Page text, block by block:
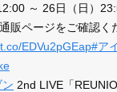
～ 26日（日）
販ページをご確認く
EDVu2pGEap#ア
2nd LIVE「